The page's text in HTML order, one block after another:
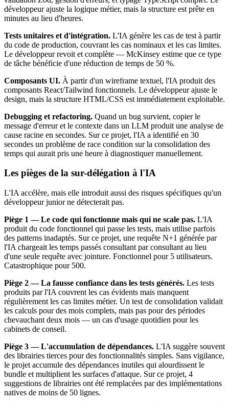
développeur ajuste la logique métier, mais la structure est prête en
minutes au lieu d'heures.
Tests unitaires et d'intégration. L'IA génère les cas de test à partir
du code de production, couvrant les cas nominaux et les cas limites.
Le développeur revoit et complète — McKinsey estime que ce type
de tâche bénéficie d'une réduction de temps de 50 %.
Composants UI. À partir d'un wireframe textuel, l'IA produit des
composants React/Tailwind fonctionnels. Le développeur ajuste le
design, mais la structure HTML/CSS est immédiatement exploitable.
Debugging et refactoring. Quand un bug survient, copier le
message d'erreur et le contexte dans un LLM produit une analyse de
cause racine en secondes. Sur ce projet, l'IA a identifié en 30
secondes un problème de race condition sur la consolidation des
temps qui aurait pris une heure à diagnostiquer manuellement.
Les pièges de la sur-délégation à l'IA
L'IA accélère, mais elle introduit aussi des risques spécifiques qu'un
développeur junior ne détecterait pas.
Piège 1 — Le code qui fonctionne mais qui ne scale pas. L'IA
produit du code fonctionnel qui passe les tests, mais utilise parfois
des patterns inadaptés. Sur ce projet, une requête N+1 générée par
l'IA chargeait les temps passés consultant par consultant au lieu
d'une seule requête avec jointure. Fonctionnel pour 5 utilisateurs.
Catastrophique pour 500.
Piège 2 — La fausse confiance dans les tests générés. Les tests
produits par l'IA couvrent les cas évidents mais manquent
régulièrement les cas limites métier. Un test de consolidation validait
les calculs pour des mois complets, mais pas pour des périodes
chevauchant deux mois — un cas d'usage quotidien pour les
cabinets de conseil.
Piège 3 — L'accumulation de dépendances. L'IA suggère souvent
des librairies tierces pour des fonctionnalités simples. Sans vigilance,
le projet accumule des dépendances inutiles qui alourdissent le
bundle et multiplient les surfaces d'attaque. Sur ce projet, 4
suggestions de librairies ont été remplacées par des implémentations
natives de moins de 50 lignes.